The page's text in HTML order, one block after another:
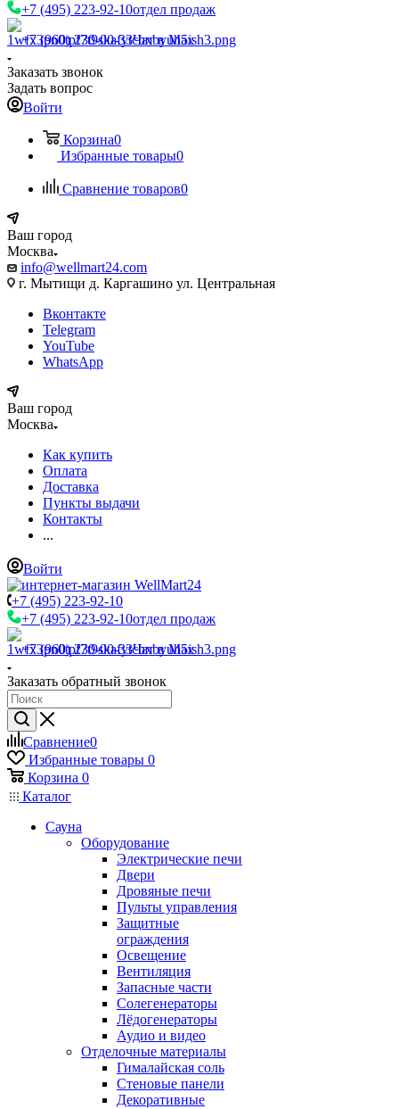
+7 (495) 223-92-10отдел продаж
+7 (960) 230-00-33Чат в Max
Заказать звонок
Задать вопрос
Войти
Корзина0
Избранные товары0
Сравнение товаров0
Ваш город
Москва
info@wellmart24.com
г. Мытищи д. Каргашино ул. Центральная
Вконтакте
Telegram
YouTube
WhatsApp
Ваш город
Москва
Как купить
Оплата
Доставка
Пункты выдачи
Контакты
...
Войти
+7 (495) 223-92-10
+7 (495) 223-92-10отдел продаж
+7 (960) 230-00-33Чат в Max
Заказать обратный звонок
Сравнение0
Избранные товары 0
Корзина 0
Каталог
Сауна
Оборудование
Электрические печи
Двери
Дровяные печи
Пульты управления
Защитные
ограждения
Освещение
Вентиляция
Запасные части
Солегенераторы
Лёдогенераторы
Аудио и видео
Отделочные материалы
Гималайская соль
Стеновые панели
Декоративные